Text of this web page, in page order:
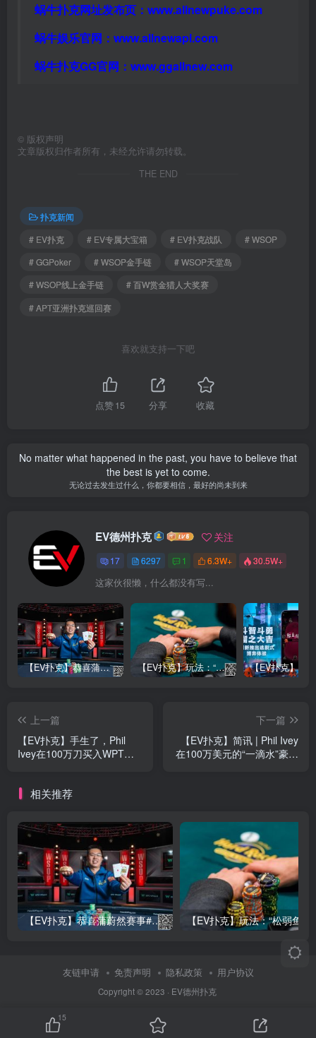
蜗牛扑克网址发布页： www.allnewpuke.com
蜗牛娱乐官网： www.allnewapl.com
蜗牛扑克GG官网： www.ggallnew.com
© 版权声明
文章版权归作者所有，未经允许请勿转载。
THE END
扑克新闻
# EV扑克
# EV专属大宝箱 # EV扑克战队
# WSOP
# GGPoker
# WSOP金手链
# WSOP天堂岛
# WSOP线上金手链
# 百W赏金猎人大奖赛
# APT亚洲扑克巡回赛
喜欢就支持一下吧
点赞15 分享 收藏
No matter what happened in the past, you have to believe that
the best is yet to come.
无论过去发生过什么，你都要相信，最好的尚未到来
EV德州扑克 关注
17 6297 1 6.3W+ 30.5W+
这家伙很懒，什么都没有写...
【EV扑克】恭喜蒲蔚然赛事#65夺冠，收获国人2023WSOP第六条金手链，奖金93万刀！ 【EV扑克】玩法：“松弱鱼/松凶鱼打法”的基本攻略
上一篇
【EV扑克】手生了，Phil
Ivey在100万刀买入WPT一
下一篇
【EV扑克】简讯 | Phil Ivey
在100万美元的“一滴水”豪客
相关推荐
【EV扑克】恭喜蒲蔚然赛事#65夺冠，收获国人2023WSOP第六条金手链，奖金93万刀！
友链申请 免责声明 隐私政策 用户协议
Copyright © 2023 · EV德州扑克
15